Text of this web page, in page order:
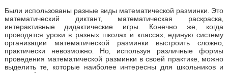
Были использованы разные виды математической разминки. Это
математический диктант, математическая раскраска,
интерактивные дидактические игры. Конечно же, когда
проводятся уроки в разных школах и классах, единую систему
организации математической разминки выстроить сложно,
практически невозможно. Но, используя различные формы
проведения математической разминки в своей практике, можно
выделить те, которые наиболее интересны для школьников и